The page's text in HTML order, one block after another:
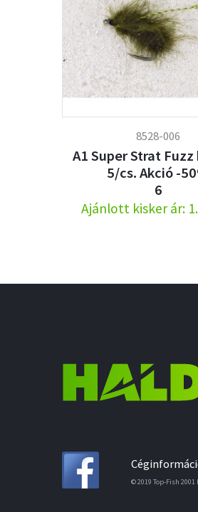
8528-006
A1 Super Strat Fuzz
5/cs. Akció -
6
Ajánlott kisker ár:
© 2019 Top-Fish